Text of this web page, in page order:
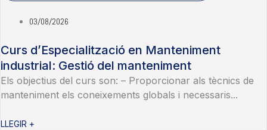
03/08/2026
Curs d’Especialització en Manteniment
industrial: Gestió del manteniment
Els objectius del curs son: – Proporcionar als tècnics de
manteniment els coneixements globals i necessaris...
LLEGIR +